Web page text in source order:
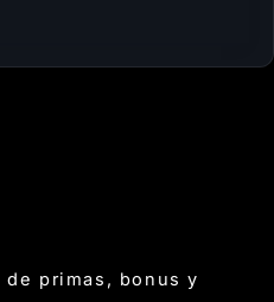
primas, bonus y